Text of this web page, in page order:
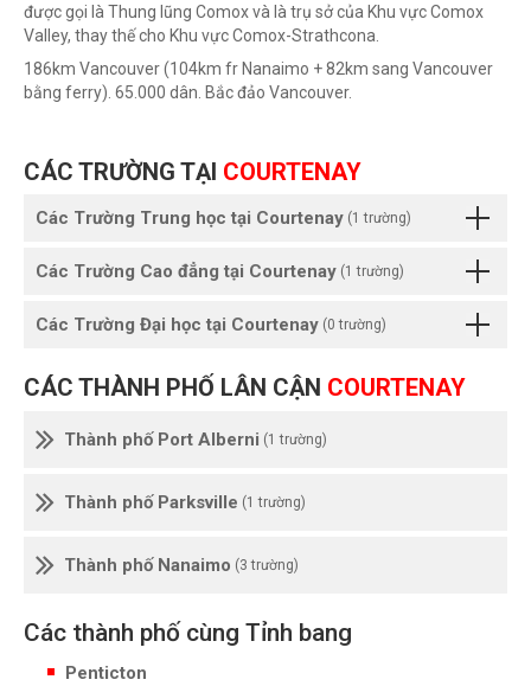
được gọi là Thung lũng Comox và là trụ sở của Khu vực Comox
Valley, thay thế cho Khu vực Comox-Strathcona.
186km Vancouver (104km fr Nanaimo + 82km sang Vancouver
bằng ferry). 65.000 dân. Bắc đảo Vancouver.
CÁC TRƯỜNG TẠI COURTENAY
Các Trường Trung học tại Courtenay (1 trường)
Các Trường Cao đẳng tại Courtenay (1 trường)
Các Trường Đại học tại Courtenay (0 trường)
CÁC THÀNH PHỐ LÂN CẬN COURTENAY
Thành phố Port Alberni (1 trường)
Thành phố Parksville (1 trường)
Thành phố Nanaimo (3 trường)
Các thành phố cùng Tỉnh bang
Penticton